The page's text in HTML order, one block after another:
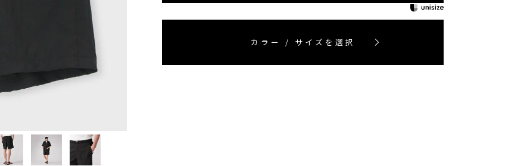
カラー / サイズを選択